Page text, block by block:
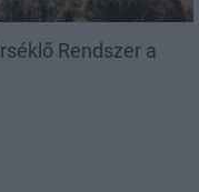
Rendszer a